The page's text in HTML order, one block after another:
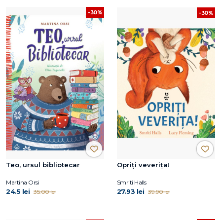
-30%
Teo, ursul bibliotecar
Martina Orsi
24.5 lei 35.00 lei
-30%
Opriți veverița!
Smriti Halls
27.93 lei 39.90 lei